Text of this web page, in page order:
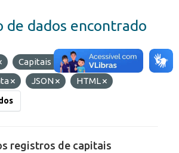
de dados encontrado
Capitais Estrangeiros
JSON HTML
registros de capitais